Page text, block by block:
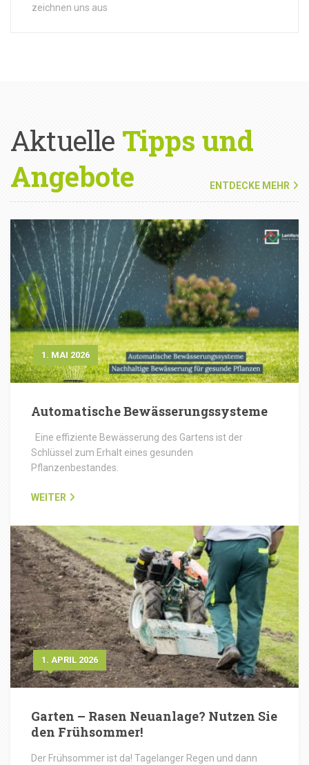
zeichnen uns aus
Aktuelle Tipps und
Angebote
ENTDECKE MEHR
1. MAI 2026
Automatische Bewässerungssysteme
Eine effiziente Bewässerung des Gartens ist der
Schlüssel zum Erhalt eines gesunden
Pflanzenbestandes.
WEITER
1. APRIL 2026
Garten – Rasen Neuanlage? Nutzen Sie
den Frühsommer!
Der Frühsommer ist da! Tagelanger Regen und dann